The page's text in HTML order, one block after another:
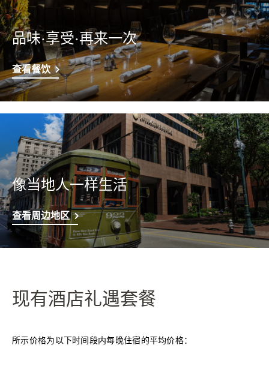
品味·享受·再来一次
查看餐饮
像当地人一样生活
查看周边地区
现有酒店礼遇套餐
所示价格为以下时间段内每晚住宿的平均价格：